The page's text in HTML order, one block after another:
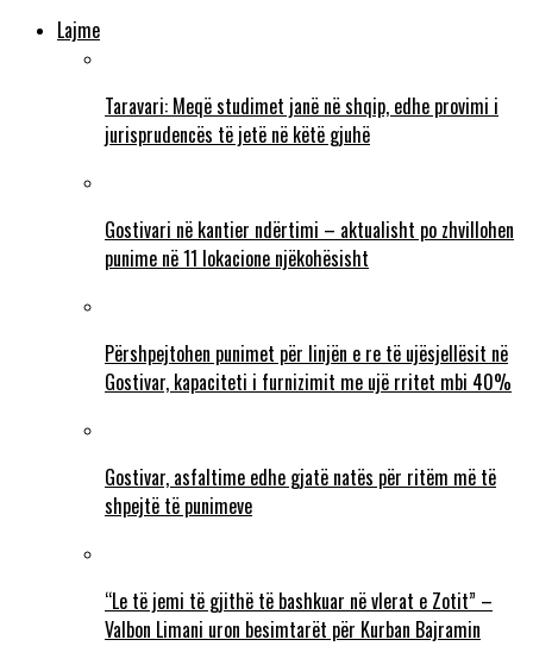
Lajme
Taravari: Meqë studimet janë në shqip, edhe provimi i
jurisprudencës të jetë në këtë gjuhë
Gostivari në kantier ndërtimi – aktualisht po zhvillohen
punime në 11 lokacione njëkohësisht
Përshpejtohen punimet për linjën e re të ujësjellësit në
Gostivar, kapaciteti i furnizimit me ujë rritet mbi 40%
Gostivar, asfaltime edhe gjatë natës për ritëm më të
shpejtë të punimeve
“Le të jemi të gjithë të bashkuar në vlerat e Zotit” –
Valbon Limani uron besimtarët për Kurban Bajramin